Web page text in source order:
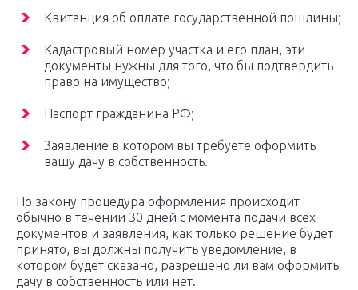
Квитанция об оплате государственной пошлины;
Кадастровый номер участка и его план, эти
документы нужны для того, что бы подтвердить
право на имущество;
Паспорт гражданина РФ;
Заявление в котором вы требуете оформить
вашу дачу в собственность.
По закону процедура оформления происходит
обычно в течении 30 дней с момента подачи всех
документов и заявления, как только решение будет
принято, вы должны получить уведомление, в
котором будет сказано, разрешено ли вам оформить
дачу в собственность или нет.